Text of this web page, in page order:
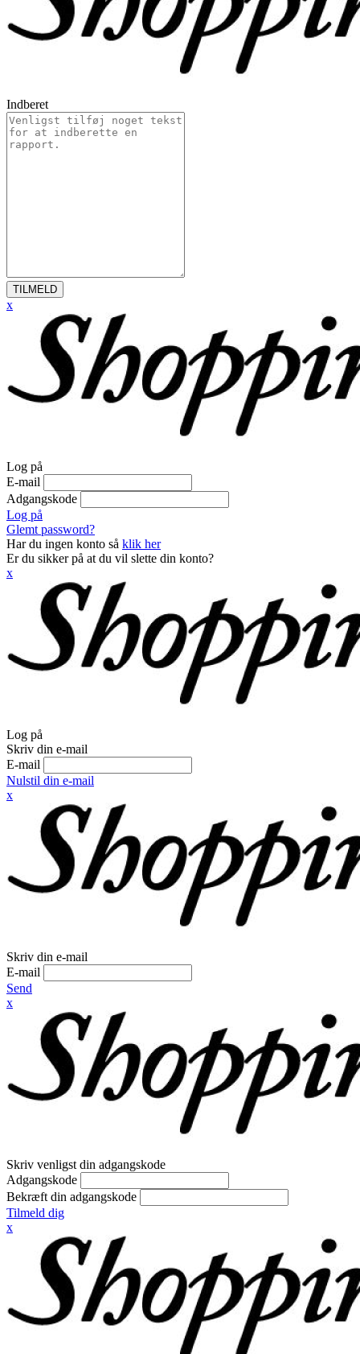
Indberet
TILMELD
x
Log på
E-mail
Adgangskode
Log på
Glemt password?
Har du ingen konto så klik her
Er du sikker på at du vil slette din konto?
x
Log på
Skriv din e-mail
E-mail
Nulstil din e-mail
x
Skriv din e-mail
E-mail
Send
x
Skriv venligst din adgangskode
Adgangskode
Bekræft din adgangskode
Tilmeld dig
x